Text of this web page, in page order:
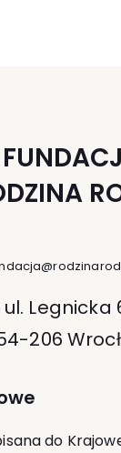
ul. Legnicka
206
do